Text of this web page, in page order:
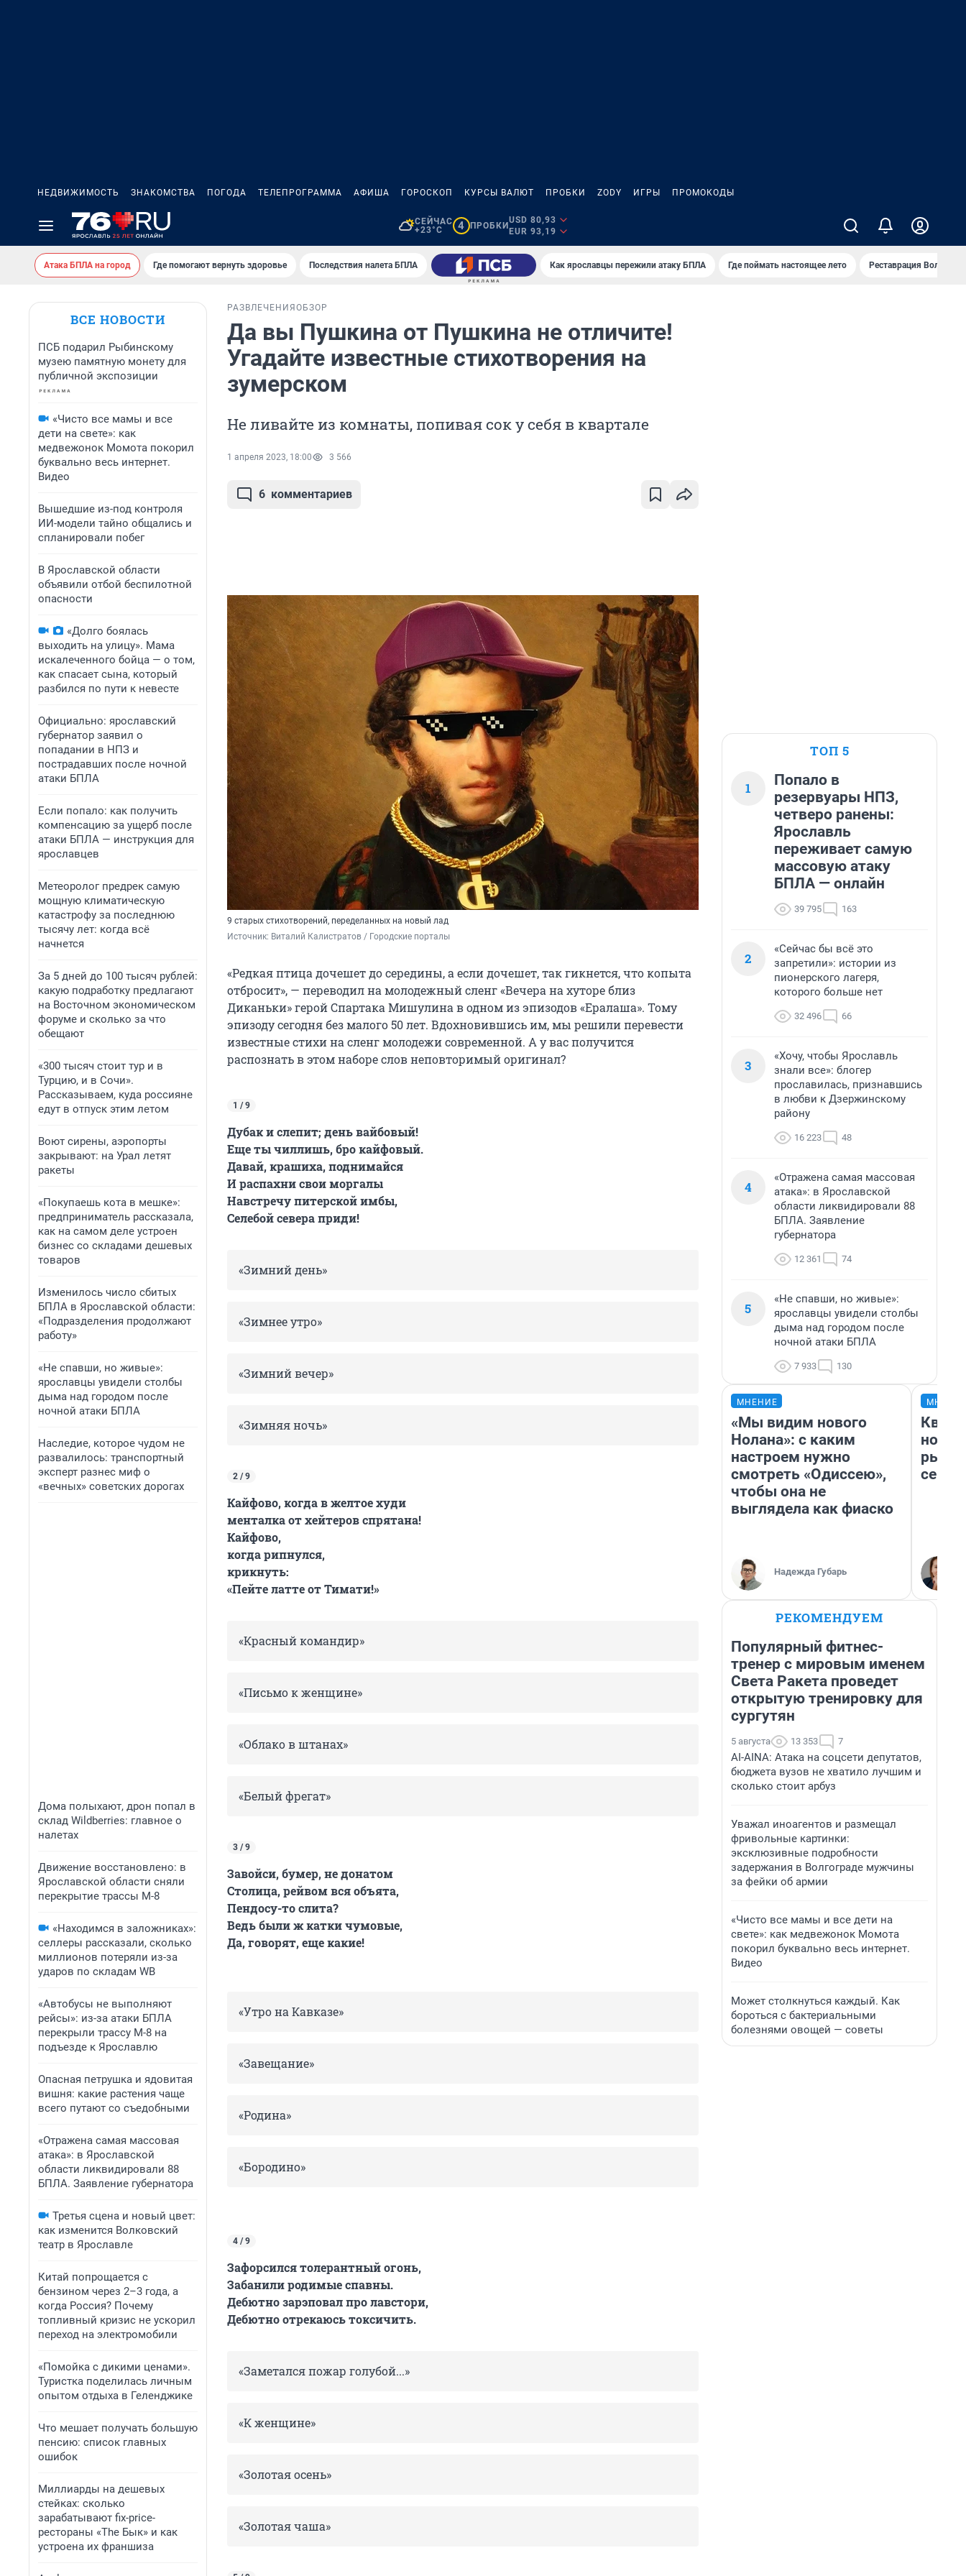
НЕДВИЖИМОСТЬ ЗНАКОМСТВА ПОГОДА ТЕЛЕПРОГРАММА АФИША ГОРОСКОП КУРСЫ ВАЛЮТ ПРОБКИ ZODY ИГРЫ ПРОМОКОДЫ
СЕЙЧАС
+23°C
4 ПРОБКИ
USD 80,93
EUR 93,19
Атака БПЛА на город Где помогают вернуть здоровье Последствия налета БПЛА Как ярославцы пережили атаку БПЛА Где поймать настоящее лето Реставрация
ВСЕ НОВОСТИ
ПСБ подарил Рыбинскому
музею памятную монету для
публичной экспозиции
«Чисто все мамы и все
дети на свете»: как
медвежонок Момота покорил
буквально весь интернет.
Видео
Вышедшие из-под контроля
ИИ-модели тайно общались и
спланировали побег
В Ярославской области
объявили отбой беспилотной
опасности
«Долго боялась
выходить на улицу». Мама
искалеченного бойца — о том,
как спасает сына, который
разбился по пути к невесте
Официально: ярославский
губернатор заявил о
попадании в НПЗ и
пострадавших после ночной
атаки БПЛА
Если попало: как получить
компенсацию за ущерб после
атаки БПЛА — инструкция для
ярославцев
Метеоролог предрек самую
мощную климатическую
катастрофу за последнюю
тысячу лет: когда всё
начнется
За 5 дней до 100 тысяч рублей:
какую подработку предлагают
на Восточном экономическом
форуме и сколько за что
обещают
«300 тысяч стоит тур и в
Турцию, и в Сочи».
Рассказываем, куда россияне
едут в отпуск этим летом
Воют сирены, аэропорты
закрывают: на Урал летят
ракеты
«Покупаешь кота в мешке»:
предприниматель рассказала,
как на самом деле устроен
бизнес со складами дешевых
товаров
Изменилось число сбитых
БПЛА в Ярославской области:
«Подразделения продолжают
работу»
«Не спавши, но живые»:
ярославцы увидели столбы
дыма над городом после
ночной атаки БПЛА
Наследие, которое чудом не
развалилось: транспортный
эксперт разнес миф о
«вечных» советских дорогах
Дома полыхают, дрон попал в
склад Wildberries: главное о
налетах
Движение восстановлено: в
Ярославской области сняли
перекрытие трассы М-8
«Находимся в заложниках»:
селлеры рассказали, сколько
миллионов потеряли из-за
ударов по складам WB
«Автобусы не выполняют
рейсы»: из-за атаки БПЛА
перекрыли трассу М-8 на
подъезде к Ярославлю
Опасная петрушка и ядовитая
вишня: какие растения чаще
всего путают со съедобными
«Отражена самая массовая
атака»: в Ярославской
области ликвидировали 88
БПЛА. Заявление губернатора
Третья сцена и новый цвет:
как изменится Волковский
театр в Ярославле
Китай попрощается с
бензином через 2–3 года, а
когда Россия? Почему
топливный кризис не ускорил
переход на электромобили
«Помойка с дикими ценами».
Туристка поделилась личным
опытом отдыха в Геленджике
Что мешает получать большую
пенсию: список главных
ошибок
Миллиарды на дешевых
стейках: сколько
зарабатывают fix-price-
рестораны «The Бык» и как
устроена их франшиза
РАЗВЛЕЧЕНИЯ ОБЗОР
Да вы Пушкина от Пушкина не отличите!
Угадайте известные стихотворения на
зумерском
Не ливайте из комнаты, попивая сок у себя в квартале
1 апреля 2023, 18:00 3 566
6 комментариев
9 старых стихотворений, переделанных на новый лад
Источник: Виталий Калистратов / Городские порталы
«Редкая птица дочешет до середины, а если дочешет, так гикнется, что копыта
отбросит», — переводил на молодежный сленг «Вечера на хуторе близ
Диканьки» герой Спартака Мишулина в одном из эпизодов «Ералаша». Тому
эпизоду сегодня без малого 50 лет. Вдохновившись им, мы решили перевести
известные стихи на сленг молодежи современной. А у вас получится
распознать в этом наборе слов неповторимый оригинал?
1 / 9
Дубак и слепит; день вайбовый!
Еще ты чиллишь, бро кайфовый.
Давай, крашиха, поднимайся
И распахни свои моргалы
Навстречу питерской имбы,
Селебой севера приди!
«Зимний день»
«Зимнее утро»
«Зимний вечер»
«Зимняя ночь»
2 / 9
Кайфово, когда в желтое худи
менталка от хейтеров спрятана!
Кайфово,
когда рипнулся,
крикнуть:
«Пейте латте от Тимати!»
«Красный командир»
«Письмо к женщине»
«Облако в штанах»
«Белый фрегат»
3 / 9
Завойси, бумер, не донатом
Столица, рейвом вся объята,
Пендосу-то слита?
Ведь были ж катки чумовые,
Да, говорят, еще какие!
«Утро на Кавказе»
«Завещание»
«Родина»
«Бородино»
4 / 9
Зафорсился толерантный огонь,
Забанили родимые спавны.
Дебютно зарэповал про лавстори,
Дебютно отрекаюсь токсичить.
«Заметался пожар голубой...»
«К женщине»
«Золотая осень»
«Золотая чаша»
ТОП 5
1
Попало в
резервуары НПЗ,
четверо ранены:
Ярославль
переживает самую
массовую атаку
БПЛА — онлайн
39 795 163
2
«Сейчас бы всё это
запретили»: истории из
пионерского лагеря,
которого больше нет
32 496 66
3
«Хочу, чтобы Ярославль
знали все»: блогер
прославилась, признавшись
в любви к Дзержинскому
району
16 223 48
4
«Отражена самая массовая
атака»: в Ярославской
области ликвидировали 88
БПЛА. Заявление
губернатора
12 361 74
5
«Не спавши, но живые»:
ярославцы увидели столбы
дыма над городом после
ночной атаки БПЛА
7 933 130
МНЕНИЕ
«Мы видим нового
Нолана»: с каким
настроем нужно
смотреть «Одиссею»,
чтобы она не
выглядела как фиаско
Надежда Губарь
но
РЕКОМЕНДУЕМ
Популярный фитнес-
тренер с мировым именем
Света Ракета проведет
открытую тренировку для
сургутян
5 августа 13 353 7
AI-AINA: Атака на соцсети депутатов,
бюджета вузов не хватило лучшим и
сколько стоит арбуз
Уважал иноагентов и размещал
фривольные картинки:
эксклюзивные подробности
задержания в Волгограде мужчины
за фейки об армии
«Чисто все мамы и все дети на
свете»: как медвежонок Момота
покорил буквально весь интернет.
Видео
Может столкнуться каждый. Как
бороться с бактериальными
болезнями овощей — советы